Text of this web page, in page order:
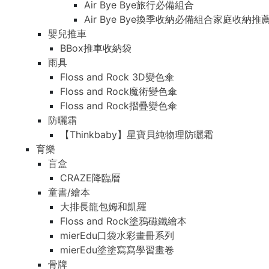
Air Bye Bye旅行必備組合
Air Bye Bye換季收納必備組合家庭收納推
嬰兒推車
BBox推車收納袋
雨具
Floss and Rock 3D變色傘
Floss and Rock魔術變色傘
Floss and Rock摺疊變色傘
防曬霜
【Thinkbaby】星寶貝純物理防曬霜
育樂
盲盒
CRAZE降臨曆
童書/繪本
大排長龍包姆和凱羅
Floss and Rock塗鴉磁鐵繪本
mierEdu口袋水彩畫冊系列
mierEdu塗塗寫寫學習畫卷
骨牌